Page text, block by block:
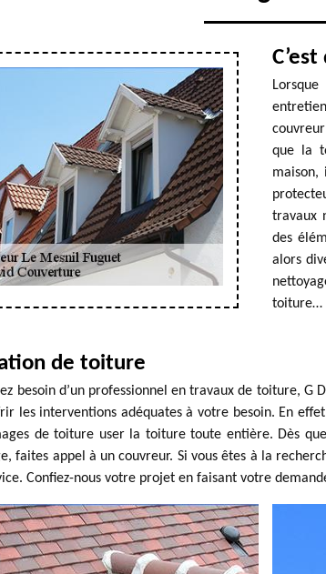
que la
travaux
des
alors
toiture…
de toiture
besoin d’un professionnel en travaux de toiture, G
les interventions adéquates à votre besoin. En
de toiture user la toiture toute entière. Dès
faites appel à un couvreur. Si vous êtes à la
Confiez-nous votre projet en faisant votre